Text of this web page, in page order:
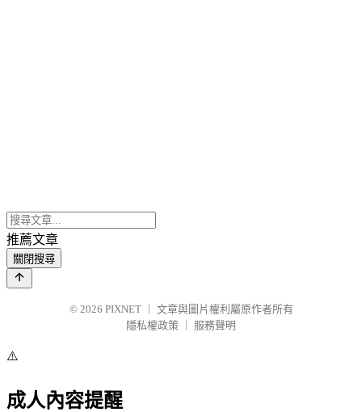
推薦文章
關閉搜尋
© 2026 PIXNET
文章與圖片權利屬原作者所有
隱私權政策
服務聲明
⚠️
成人內容提醒